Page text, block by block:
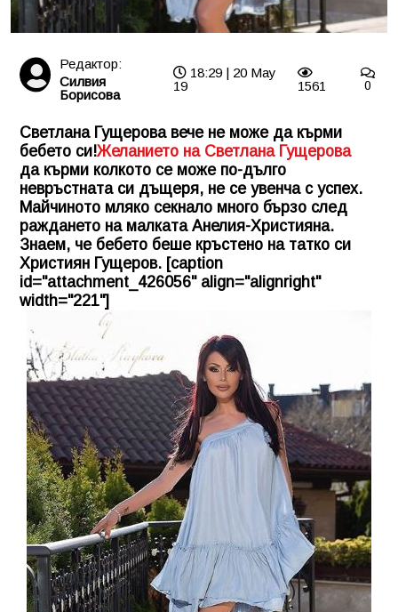
Редактор:
Силвия
Борисова
18:29 | 20 May
19
1561 0
Светлана Гущерова вече не може да кърми
бебето си!Желанието на Светлана Гущерова
да кърми колкото се може по-дълго
невръстната си дъщеря, не се увенча с успех.
Майчиното мляко секнало много бързо след
раждането на малката Анелия-Християна.
Знаем, че бебето беше кръстено на татко си
Християн Гущеров. [caption
id="attachment_426056" align="alignright"
width="221"]